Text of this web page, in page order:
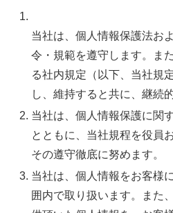
当社は、個人情報保護法お
令・規範を遵守します。ま
る社内規定（以下、当社規
し、維持すると共に、継続
当社は、個人情報保護に関
とともに、当社規程を役員
その遵守徹底に努めます。
当社は、個人情報をお客様
囲内で取り扱います。また